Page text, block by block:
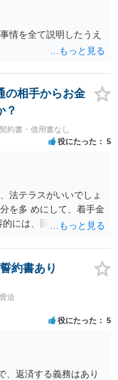
情を全て説明したうえ
の相手からお金
？
約書・借用書なし
役にたった 5
法テラスがいいでしょ
を多 めにして、着手金
には、回収見込みがあ
約書あり
迫
役にたった 5
、返済する義務はあり